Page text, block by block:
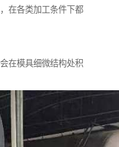
在各类加工条件下都
在模具细微结构处积